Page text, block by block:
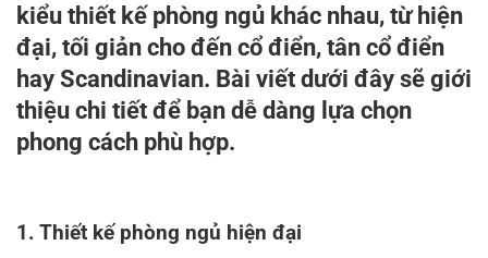
kiểu thiết kế phòng ngủ khác nhau, từ hiện
đại, tối giản cho đến cổ điển, tân cổ điển
hay Scandinavian. Bài viết dưới đây sẽ giới
thiệu chi tiết để bạn dễ dàng lựa chọn
phong cách phù hợp.
1. Thiết kế phòng ngủ hiện đại